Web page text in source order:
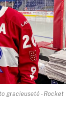
gracieuseté - Rocket